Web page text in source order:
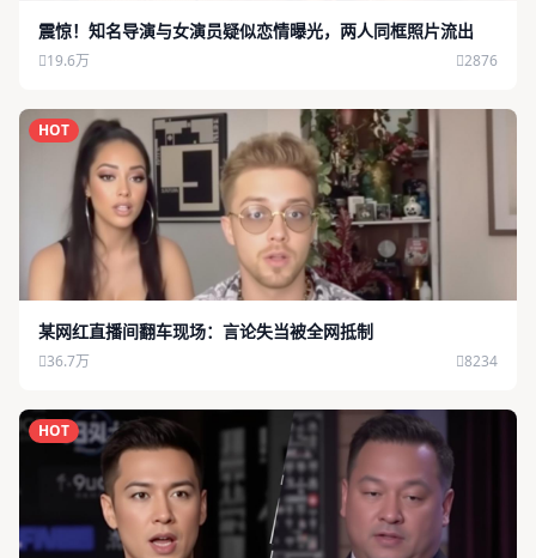
震惊！知名导演与女演员疑似恋情曝光，两人同框照片流出
19.6万 2876
HOT
某网红直播间翻车现场：言论失当被全网抵制
36.7万 8234
HOT